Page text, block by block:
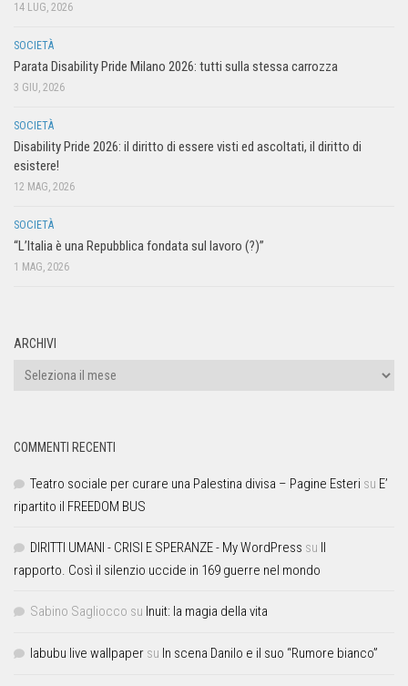
14 LUG, 2026
SOCIETÀ
Parata Disability Pride Milano 2026: tutti sulla stessa carrozza
3 GIU, 2026
SOCIETÀ
Disability Pride 2026: il diritto di essere visti ed ascoltati, il diritto di
esistere!
12 MAG, 2026
SOCIETÀ
“L’Italia è una Repubblica fondata sul lavoro (?)”
1 MAG, 2026
ARCHIVI
COMMENTI RECENTI
Teatro sociale per curare una Palestina divisa – Pagine Esteri su E’
ripartito il FREEDOM BUS
DIRITTI UMANI - CRISI E SPERANZE - My WordPress su Il
rapporto. Così il silenzio uccide in 169 guerre nel mondo
Sabino Sagliocco su Inuit: la magia della vita
labubu live wallpaper su In scena Danilo e il suo “Rumore bianco”